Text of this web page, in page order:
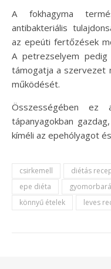
A fokhagyma
antibakteriális
az epeúti fertőzések
A petrezselyem
támogatja a szervezet
működését.
Összességében ez
tápanyagokban
kíméli az epehólyagot
csirkemell diétás
epe diéta
könnyű ételek
leves